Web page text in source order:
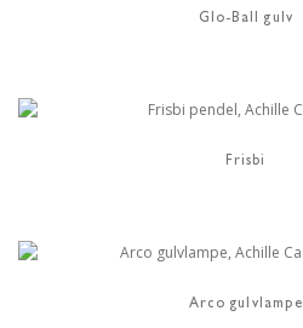
Glo-Ball gulv
Frisbi
Arco gulvlampe